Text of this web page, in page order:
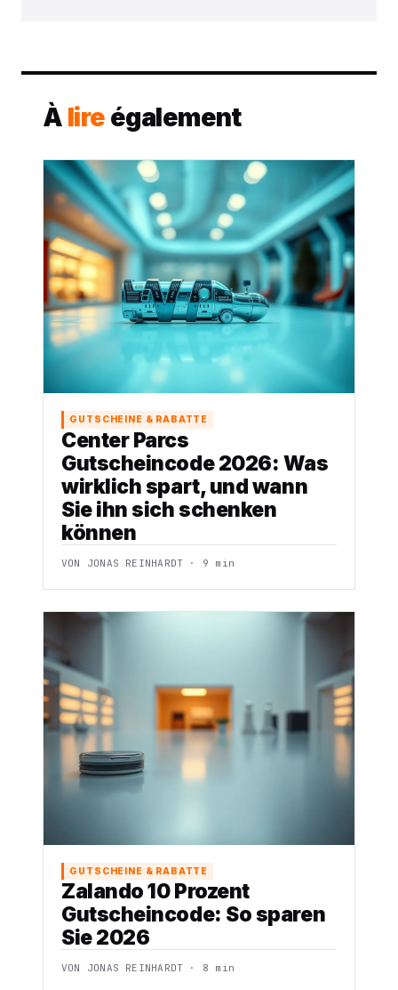
À lire également
GUTSCHEINE & RABATTE
Center Parcs
Gutscheincode 2026: Was
wirklich spart, und wann
Sie ihn sich schenken
können
VON JONAS REINHARDT · 9 min
GUTSCHEINE & RABATTE
Zalando 10 Prozent
Gutscheincode: So sparen
Sie 2026
VON JONAS REINHARDT · 8 min